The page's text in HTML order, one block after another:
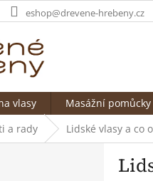
eshop@drevene-hrebeny.cz
vlasy Masážní pomůcky
a rady Lidské vlasy a co